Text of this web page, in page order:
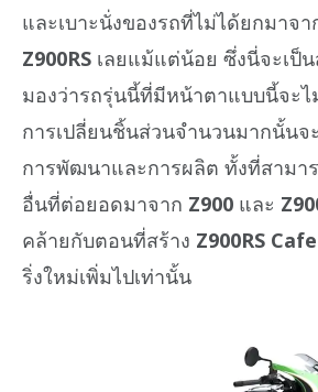
และเบาะนั่งของรถที่ไม่ได้ยกมาจา
Z900RS เลยแม้แต่น้อย ซึ่งนี่จะเป็
มองว่ารถรุ่นนี้ที่มีหน้าตาแบบนี้จะไ
การเปลี่ยนชิ้นส่วนจำนวนมากนั้น
การพัฒนาและการผลิต ทั้งที่สามา
อื่นที่ต่อยอดมาจาก Z900 และ
คล้ายกับตอนที่สร้าง Z900RS Cafe
ริ่งใหม่เพิ่มไปเท่านั้น